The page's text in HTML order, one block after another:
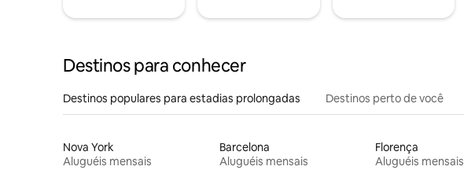
Destinos para conhecer
Destinos populares para estadias prolongadas Destinos perto de você
Nova York
Aluguéis mensais
Barcelona
Aluguéis mensais
Florença
Aluguéis mensais